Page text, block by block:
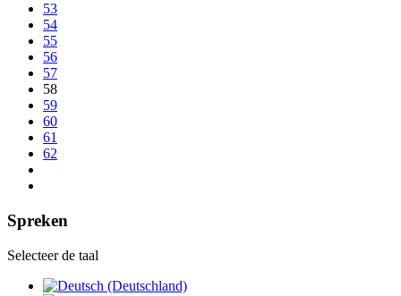
53
54
55
56
57
58
59
60
61
62
Spreken
Selecteer de taal